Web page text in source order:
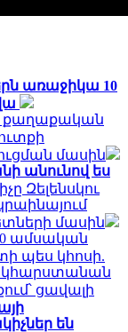
առաջիկա 10
քաղաքական
մասին
անունով ես
Զելենսկու
մասին
ամսական
պես կհոսի.
կհարստանան
ցավալի
են